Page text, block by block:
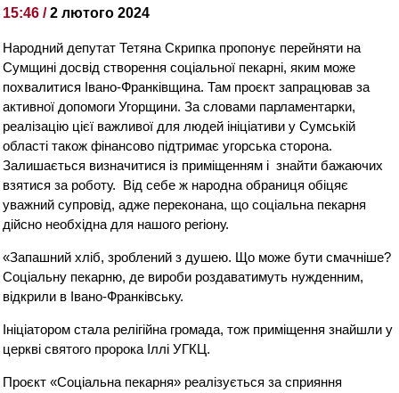
15:46 /2 лютого 2024
Народний депутат Тетяна Скрипка пропонує перейняти на
Сумщині досвід створення соціальної пекарні, яким може
похвалитися Івано-Франківщина. Там проєкт запрацював за
активної допомоги Угорщини. За словами парламентарки,
реалізацію цієї важливої для людей ініціативи у Сумській
області також фінансово підтримає угорська сторона.
Залишається визначитися із приміщенням і знайти бажаючих
взятися за роботу. Від себе ж народна обраниця обіцяє
уважний супровід, адже переконана, що соціальна пекарня
дійсно необхідна для нашого регіону.
«Запашний хліб, зроблений з душею. Що може бути смачніше?
Соціальну пекарню, де вироби роздаватимуть нужденним,
відкрили в Івано-Франківську.
Ініціатором стала релігійна громада, тож приміщення знайшли у
церкві святого пророка Іллі УГКЦ.
Проєкт «Соціальна пекарня» реалізується за сприяння